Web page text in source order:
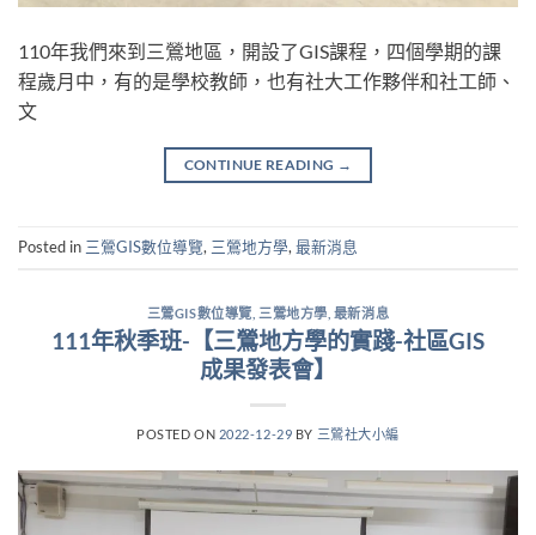
110年我們來到三鶯地區，開設了GIS課程，四個學期的課
程歲月中，有的是學校教師，也有社大工作夥伴和社工師、
文
CONTINUE READING →
Posted in 三鶯GIS數位導覽, 三鶯地方學,最新消息
三鶯GIS數位導覽 三鶯地方學 最新消息
111年秋季班-【三鶯地方學的實踐-社區GIS
成果發表會】
POSTED ON 2022-12-29 BY 三鶯社大小編